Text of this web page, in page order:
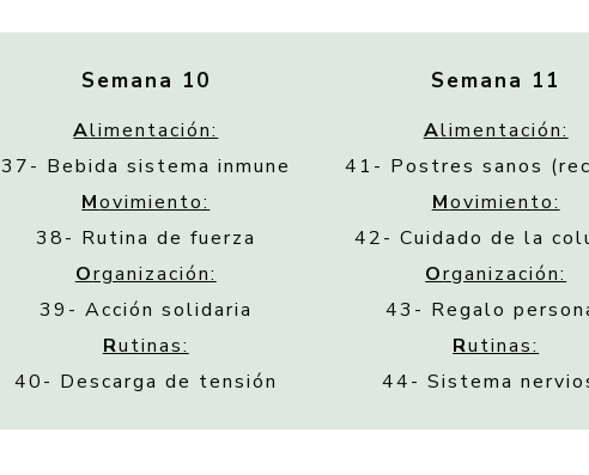
Semana 10
Alimentación:
37- Bebida sistema inmune
Movimiento:
38- Rutina de fuerza
Organización:
39- Acción solidaria
Rutinas:
40- Descarga de tensión
Semana 11
Alimentación:
41- Postres sanos
Movimiento:
42- Cuidado de la
Organización:
43- Regalo
Rutinas:
44- Sistema